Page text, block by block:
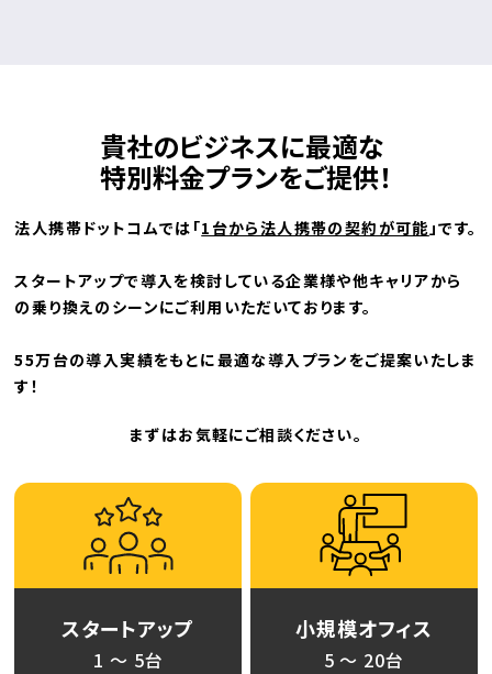
貴社のビジネスに最適な
特別料金プランをご提供！
法人携帯ドットコムでは「1台から法人携帯の契約が可能」です。
スタートアップで導入を検討している企業様や他キャリアから
の乗り換えのシーンにご利用いただいております。
55万台の導入実績をもとに最適な導入プランをご提案いたしま
す！
まずはお気軽にご相談ください。
スタートアップ
1 〜 5台
小規模オフィス
5 〜 20台